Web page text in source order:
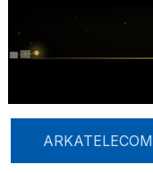
ARKATELECOM